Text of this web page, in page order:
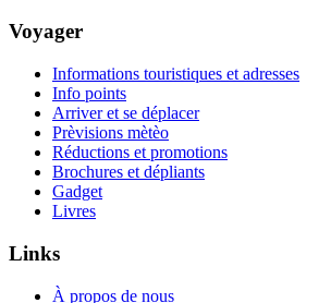
Voyager
Informations touristiques et adresses
Info points
Arriver et se déplacer
Prèvisions mètèo
Réductions et promotions
Brochures et dépliants
Gadget
Livres
Links
À propos de nous